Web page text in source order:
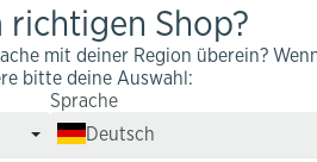
Partner
Reseller
richtigen Shop?
mit deiner Region überein?
bitte deine Auswahl:
Sprache
Deutsch